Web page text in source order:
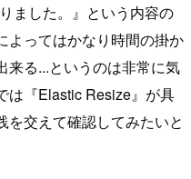
ました。』という内容の
よってはかなり時間の掛か
来る...というのは非常に気
は『Elastic Resize』が具
交えて確認してみたいと